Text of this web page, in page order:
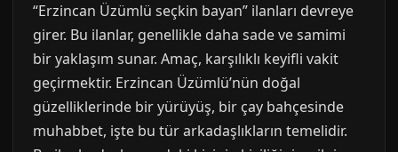
“Erzincan Üzümlü seçkin bayan” ilanları devreye
girer. Bu ilanlar, genellikle daha sade ve samimi
bir yaklaşım sunar. Amaç, karşılıklı keyifli vakit
geçirmektir. Erzincan Üzümlü’nün doğal
güzelliklerinde bir yürüyüş, bir çay bahçesinde
muhabbet, işte bu tür arkadaşlıkların temelidir.